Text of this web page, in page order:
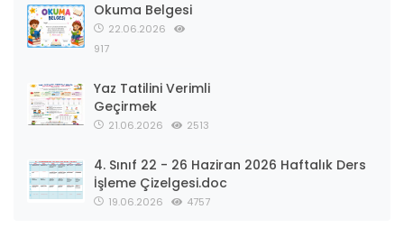
Okuma Belgesi
22.06.2026
917
Yaz Tatilini Verimli
Geçirmek
21.06.2026 2513
4. Sınıf 22 - 26 Haziran 2026 Haftalık Ders
İşleme Çizelgesi.doc
19.06.2026 4757